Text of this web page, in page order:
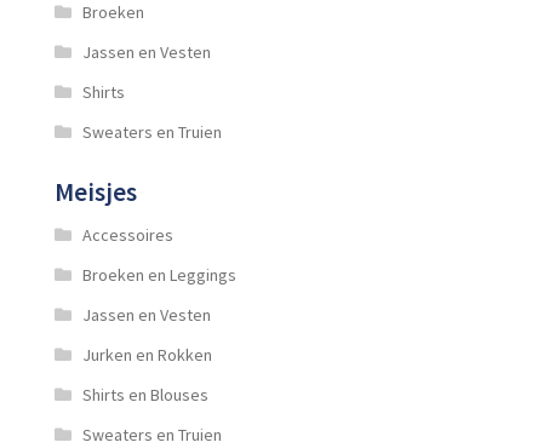
Broeken
Jassen en Vesten
Shirts
Sweaters en Truien
Meisjes
Accessoires
Broeken en Leggings
Jassen en Vesten
Jurken en Rokken
Shirts en Blouses
Sweaters en Truien